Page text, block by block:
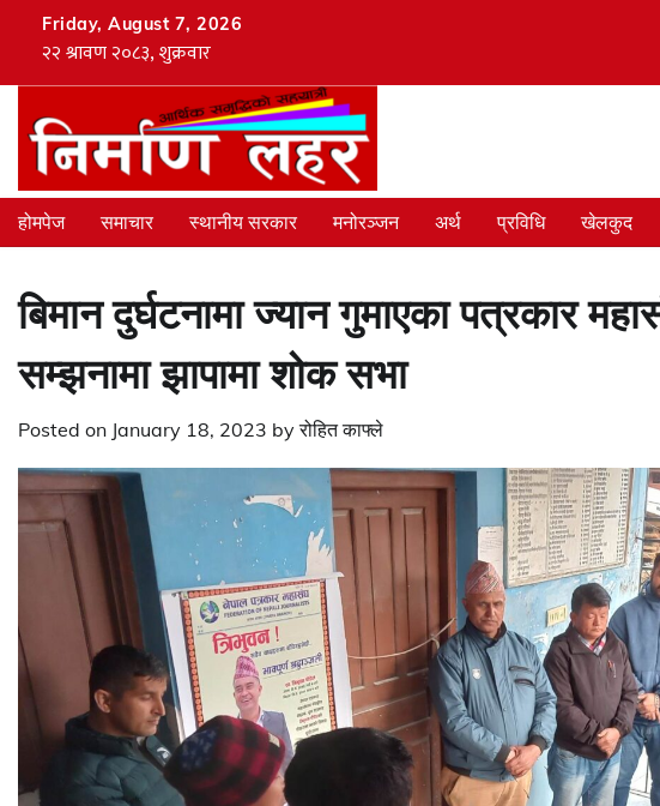
Friday, August 7, 2026
होमपेज समाचार स्थानीय सरकार मनोरञ्जन अर्थ प्रविधि खेलकुद
बिमान दुर्घटनामा ज्यान गुमाएका पत्रकार
सम्झनामा झापामा शोक सभा
Posted on January 18, 2023 byरोहित काफ्ले